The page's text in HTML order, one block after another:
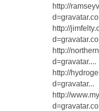
http://
http://
http://
d=gravatar....
http://
d=gravatar...
http://